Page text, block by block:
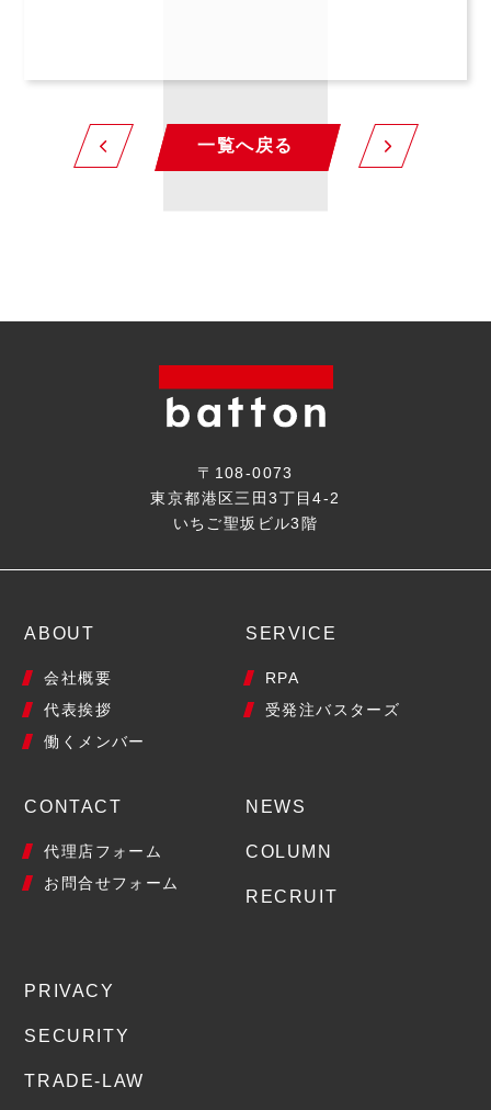
一覧へ戻る
〒108-0073
東京都港区三田3丁目4-2
いちご聖坂ビル3階
ABOUT
会社概要
代表挨拶
働くメンバー
SERVICE
RPA
受発注バスターズ
CONTACT
代理店フォーム
お問合せフォーム
NEWS
COLUMN
RECRUIT
PRIVACY
SECURITY
TRADE-LAW